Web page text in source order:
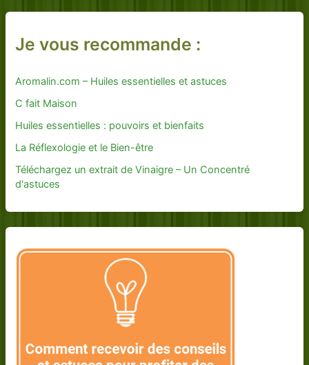
Je vous recommande :
Aromalin.com – Huiles essentielles et astuces
C fait Maison
Huiles essentielles : pouvoirs et bienfaits
La Réflexologie et le Bien-être
Téléchargez un extrait de Vinaigre – Un Concentré
d'astuces